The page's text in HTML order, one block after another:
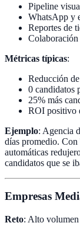
Pipeline
WhatsApp y
Reportes de
Colaboración
Métricas típicas:
Reducción
0 candidatos
25% más
ROI positivo
Ejemplo: Agencia
días promedio.
automáticas
candidatos que se
Empresas
Reto: Alto volumen